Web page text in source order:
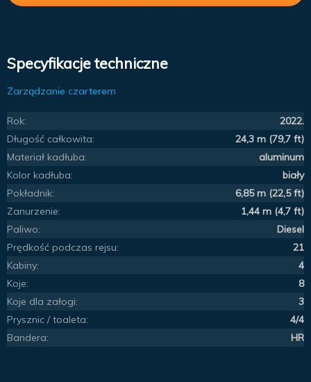
Specyfikacje techniczne
Zarządzanie czarterem
Rok:
2022.
Długość całkowita:
24,3 m (79,7 ft)
Materiał kadłuba:
aluminum
Kolor kadłuba:
biały
Pokładnik:
6,85 m (22,5 ft)
Zanurzenie:
1,44 m (4,7 ft)
Paliwo:
Diesel
Prędkość podczas rejsu:
21
Kabiny:
4
Koje:
8
Koje dla załogi:
3
Prysznic / toaleta:
4/4
Bandera:
HR